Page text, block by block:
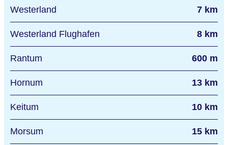
Westerland 7 km
Westerland Flughafen 8 km
Rantum 600 m
Hornum 13 km
Keitum 10 km
Morsum 15 km